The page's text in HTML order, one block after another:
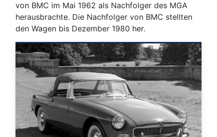
von BMC im Mai 1962 als Nachfolger des MGA
herausbrachte. Die Nachfolger von BMC stellten
den Wagen bis Dezember 1980 her.